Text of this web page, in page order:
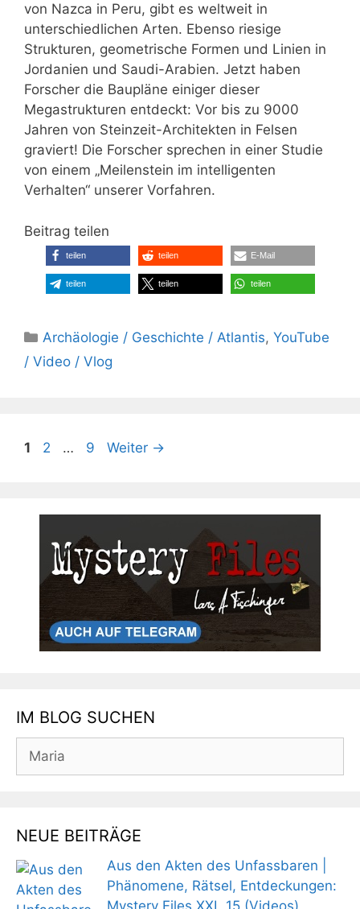
von Nazca in Peru, gibt es weltweit in
unterschiedlichen Arten. Ebenso riesige
Strukturen, geometrische Formen und Linien in
Jordanien und Saudi-Arabien. Jetzt haben
Forscher die Baupläne einiger dieser
Megastrukturen entdeckt: Vor bis zu 9000
Jahren von Steinzeit-Architekten in Felsen
graviert! Die Forscher sprechen in einer Studie
von einem „Meilenstein im intelligenten
Verhalten“ unserer Vorfahren.
Beitrag teilen
teilen teilen E-Mail
teilen teilen teilen
Kategorien
Archäologie / Geschichte / Atlantis,YouTube
/ Video / Vlog
Seite
1 Seite
2 … Seite
9 Weiter →
IM BLOG SUCHEN
nach:
NEUE BEITRÄGE
Aus den Akten des Unfassbaren |
Phänomene, Rätsel, Entdeckungen:
Mystery Files XXL 15 (Videos)